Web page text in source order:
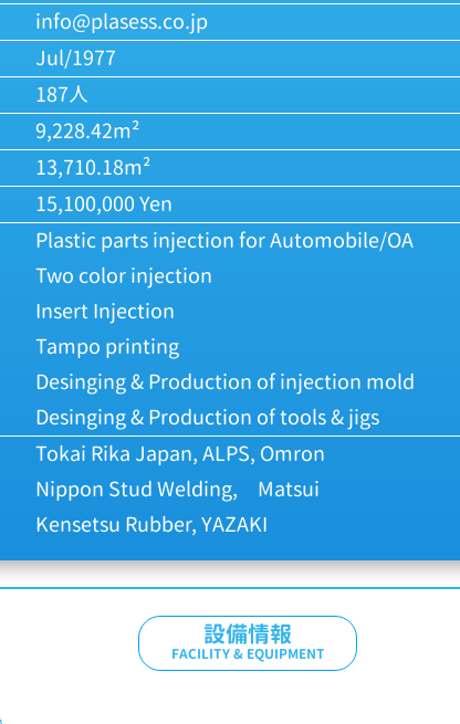
info@plasess.co.jp
Jul/1977
187人
9,228.42m²
13,710.18m²
15,100,000 Yen
Plastic parts injection for Automobile/OA
Two color injection
Insert Injection
Tampo printing
Desinging & Production of injection mold
Desinging & Production of tools & jigs
Tokai Rika Japan, ALPS, Omron
Nippon Stud Welding, Matsui
Kensetsu Rubber, YAZAKI
設備情報
FACILITY & EQUIPMENT